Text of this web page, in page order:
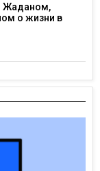
Жаданом,
о жизни в